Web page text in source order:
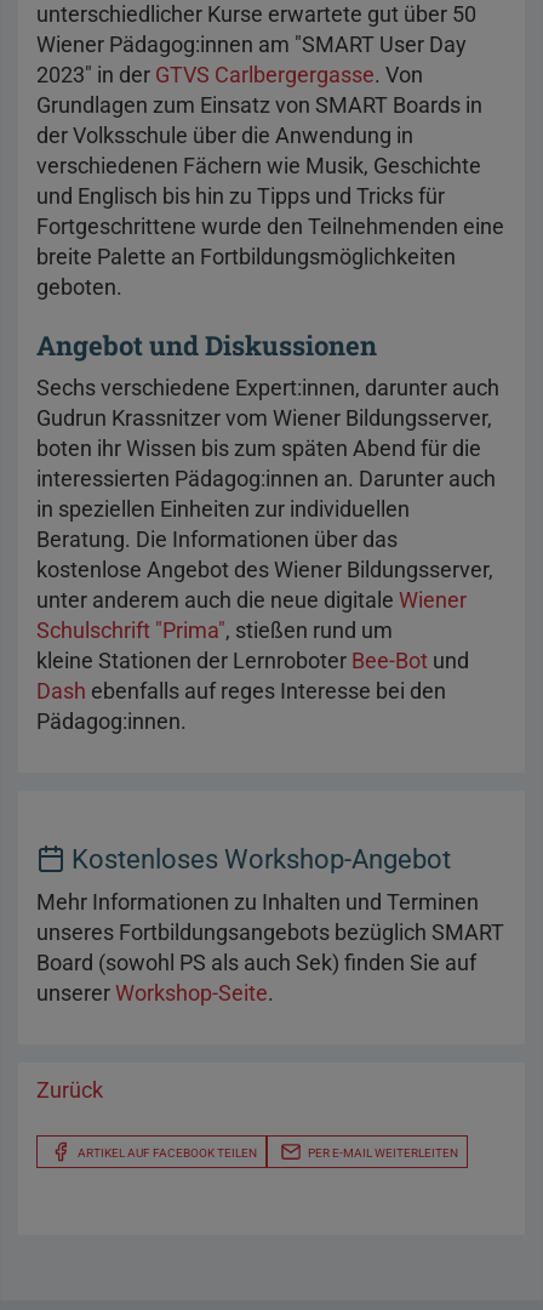
unterschiedlicher Kurse erwartete gut über 50
Wiener Pädagog:innen am "SMART User Day
2023" in der GTVS Carlbergergasse. Von
Grundlagen zum Einsatz von SMART Boards in
der Volksschule über die Anwendung in
verschiedenen Fächern wie Musik, Geschichte
und Englisch bis hin zu Tipps und Tricks für
Fortgeschrittene wurde den Teilnehmenden eine
breite Palette an Fortbildungsmöglichkeiten
geboten.
Angebot und Diskussionen
Sechs verschiedene Expert:innen, darunter auch
Gudrun Krassnitzer vom Wiener Bildungsserver,
boten ihr Wissen bis zum späten Abend für die
interessierten Pädagog:innen an. Darunter auch
in speziellen Einheiten zur individuellen
Beratung. Die Informationen über das
kostenlose Angebot des Wiener Bildungsserver,
unter anderem auch die neue digitale Wiener
Schulschrift "Prima", stießen rund um
kleine Stationen der Lernroboter Bee-Bot und
Dash ebenfalls auf reges Interesse bei den
Pädagog:innen.
Kostenloses Workshop-Angebot
Mehr Informationen zu Inhalten und Terminen
unseres Fortbildungsangebots bezüglich SMART
Board (sowohl PS als auch Sek) finden Sie auf
unsererWorkshop-Seite.
Zurück
ARTIKEL AUF FACEBOOK TEILEN PER E-MAIL WEITERLEITEN